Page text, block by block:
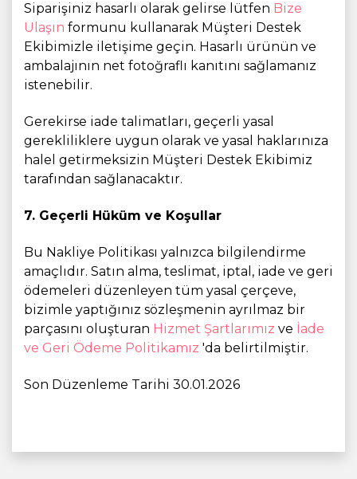
Siparişiniz hasarlı olarak gelirse lütfen Bize
Ulaşın formunu kullanarak Müşteri Destek
Ekibimizle iletişime geçin. Hasarlı ürünün ve
ambalajının net fotoğraflı kanıtını sağlamanız
istenebilir.
Gerekirse iade talimatları, geçerli yasal
gerekliliklere uygun olarak ve yasal haklarınıza
halel getirmeksizin Müşteri Destek Ekibimiz
tarafından sağlanacaktır.
7. Geçerli Hüküm ve Koşullar
Bu Nakliye Politikası yalnızca bilgilendirme
amaçlıdır. Satın alma, teslimat, iptal, iade ve geri
ödemeleri düzenleyen tüm yasal çerçeve,
bizimle yaptığınız sözleşmenin ayrılmaz bir
parçasını oluşturan Hizmet Şartlarımız ve İade
ve Geri Ödeme Politikamız 'da belirtilmiştir.
Son Düzenleme Tarihi 30.01.2026